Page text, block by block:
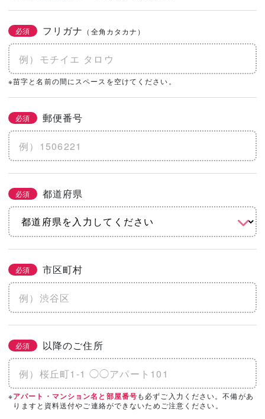
必須 フリガナ （全角カタカナ）
※苗字と名前の間にスペースを空けてください。
必須 郵便番号
必須 都道府県
必須 市区町村
必須 以降のご住所
※アパート・マンション名と部屋番号も必ずご入力ください。不備があ
りますと資料送付やご連絡ができないためご注意ください。